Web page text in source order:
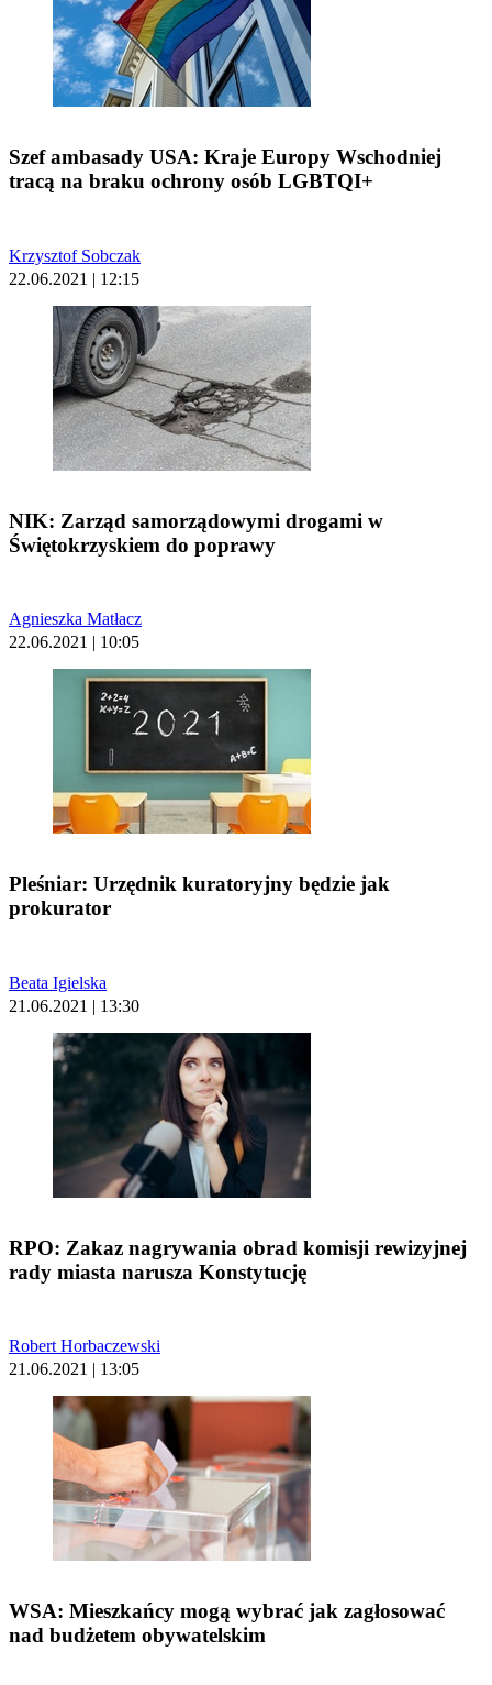
Szef ambasady USA: Kraje Europy Wschodniej
tracą na braku ochrony osób LGBTQI+
Krzysztof Sobczak
22.06.2021 | 12:15
NIK: Zarząd samorządowymi drogami w
Świętokrzyskiem do poprawy
Agnieszka Matłacz
22.06.2021 | 10:05
Pleśniar: Urzędnik kuratoryjny będzie jak
prokurator
Beata Igielska
21.06.2021 | 13:30
RPO: Zakaz nagrywania obrad komisji rewizyjnej
rady miasta narusza Konstytucję
Robert Horbaczewski
21.06.2021 | 13:05
WSA: Mieszkańcy mogą wybrać jak zagłosować
nad budżetem obywatelskim